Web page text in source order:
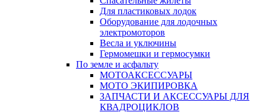
Для пластиковых лодок
Оборудование для лодочных
электромоторов
Весла и уключины
Гермомешки и гермосумки
По земле и асфальту
МОТОАКСЕССУАРЫ
МОТО ЭКИПИРОВКА
ЗАПЧАСТИ И АКСЕССУАРЫ ДЛЯ
КВАДРОЦИКЛОВ